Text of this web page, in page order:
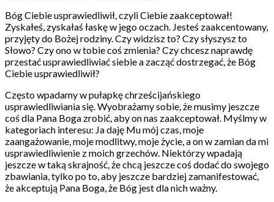
Bóg Ciebie usprawiedliwił, czyli Ciebie zaakceptował!
Zyskałeś, zyskałaś łaskę w jego oczach. Jesteś zaakcentowany,
przyjęty do Bożej rodziny. Czy widzisz to? Czy słyszysz to
Słowo? Czy ono w tobie coś zmienia? Czy chcesz naprawdę
przestać usprawiedliwiać siebie a zacząć dostrzegać, że Bóg
Ciebie usprawiedliwił?
Często wpadamy w pułapkę chrześcijańskiego
usprawiedliwiania się. Wyobrażamy sobie, że musimy jeszcze
coś dla Pana Boga zrobić, aby on nas zaakceptował. Myślmy w
kategoriach interesu: Ja daję Mu mój czas, moje
zaangażowanie, moje modlitwy, moje życie, a on w zamian da mi
usprawiedliwienie z moich grzechów. Niektórzy wpadają
jeszcze w taką skrajność, że chcą jeszcze coś dodać do swojego
zbawiania, tylko po to, aby jeszcze bardziej zamanifestować,
że akceptują Pana Boga, że Bóg jest dla nich ważny.